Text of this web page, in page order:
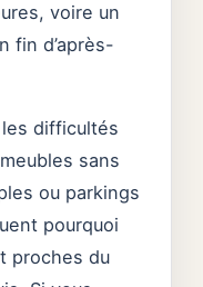
voire un
fin d’après-
difficultés
sans
ou parkings
pourquoi
proches du